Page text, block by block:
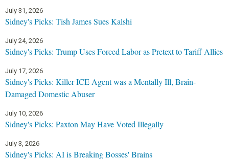
July 31, 2026
Sidney's Picks: Tish James Sues Kalshi
July 24, 2026
Sidney's Picks: Trump Uses Forced Labor as Pretext to Tariff Allies
July 17, 2026
Sidney's Picks: Killer ICE Agent was a Mentally Ill, Brain-
Damaged Domestic Abuser
July 10, 2026
Sidney's Picks: Paxton May Have Voted Illegally
July 3, 2026
Sidney's Picks: AI is Breaking Bosses' Brains